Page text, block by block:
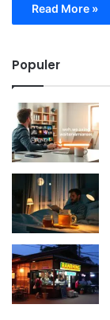
Read More »
Populer